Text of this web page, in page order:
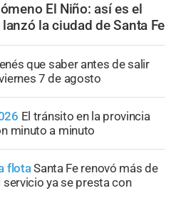
El Niño: así es el
la ciudad de Santa Fe
que saber antes de salir
7 de agosto
El tránsito en la provincia
minuto a minuto
flotaSanta Fe renovó más de
ya se presta con